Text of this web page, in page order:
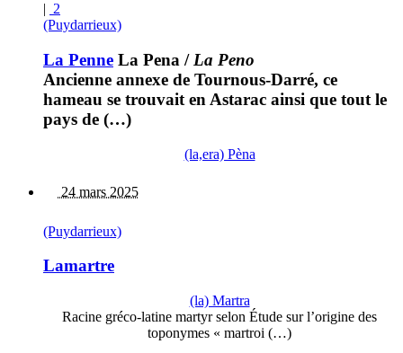
| 2
(Puydarrieux)
La Penne La Pena / La Peno
Ancienne annexe de Tournous-Darré, ce
hameau se trouvait en Astarac ainsi que tout le
pays de (…)
(la,era) Pèna
24 mars 2025
(Puydarrieux)
Lamartre
(la) Martra
Racine gréco-latine martyr selon Étude sur l’origine des
toponymes « martroi (…)